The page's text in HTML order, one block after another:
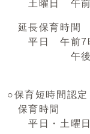
土曜日 午前7
延長保育時間
平日 午前7時
午後6時30
○保育短時間認定
保育時間
平日・土曜日